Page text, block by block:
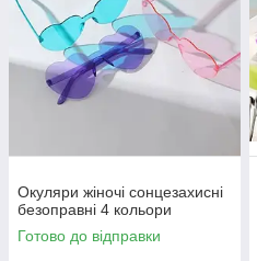
Окуляри жіночі сонцезахисні
безоправні 4 кольори
Готово до відправки